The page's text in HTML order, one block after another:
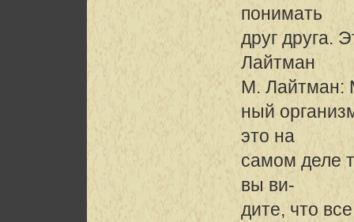
понимать
друг друга.
Лайтман
М. Лайтман:
ный
это на
самом деле
вы ви-
дите, что